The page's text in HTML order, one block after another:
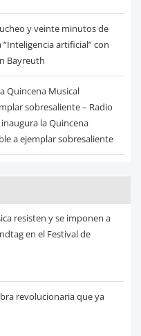
y veinte minutos de
artificial” con
Bayreuth
Quincena Musical
sobresaliente – Radio
la Quincena
a ejemplar sobresaliente
resisten y se imponen a
en el Festival de
revolucionaria que ya